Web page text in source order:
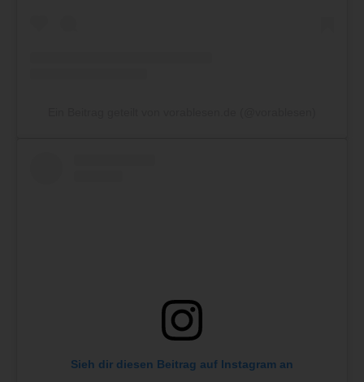
Sieh dir diesen Beitrag auf Instagram an